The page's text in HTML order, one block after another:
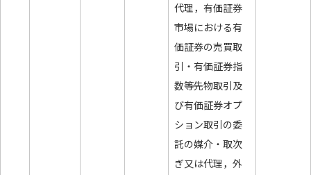
代理，有価証券
市場における有
価証券の売買取
引・有価証券指
数等先物取引及
び有価証券オプ
ション取引の委
託の媒介・取次
ぎ又は代理，外